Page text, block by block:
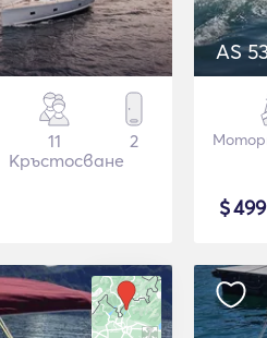
11
Кръстосване
2
AS
$499